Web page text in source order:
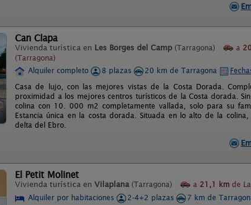
Can Clapa
Vivienda turística en Les Borges del Camp (Tarragona) a
(Tarragona)
Alquiler completo 8 plazas 20 km de Tarragona
Casa de lujo, con las mejores vistas de la Costa Dorada.
proximidad a los mejores centros turísticos de la Costa dorada.
colina con 10. 000 m2 completamente vallada, solo para su
Estancia única en la costa dorada. Situada en lo alto de la
delta del Ebro.
El Petit Molinet
Vivienda turística en Vilaplana (Tarragona) a 21,1 km de
Alquiler por habitaciones
2-4+2 plazas
7 km de